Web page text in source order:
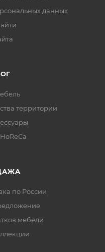
данных
территории
по России
мебели